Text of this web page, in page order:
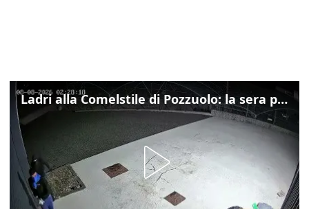
Ladri alla Comelstile di Pozzuolo: la sera prima il tentato furto a Buja, ecco le immagini